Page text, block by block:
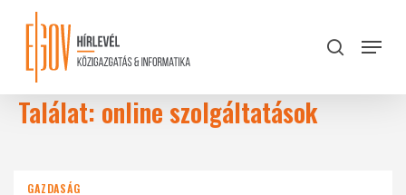
content
search
Menu
Találat: online szolgáltatások
GAZDASÁG
Close